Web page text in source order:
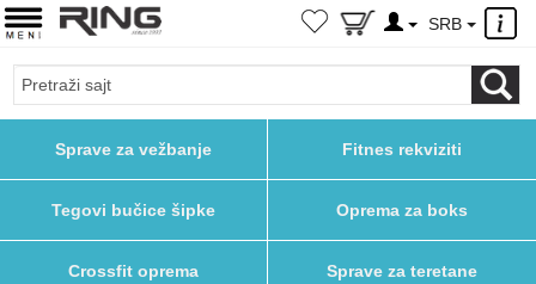
×
SRB
Sprave za vežbanje Fitnes rekviziti
Tegovi bučice šipke Oprema za boks
Crossfit oprema Sprave za teretane